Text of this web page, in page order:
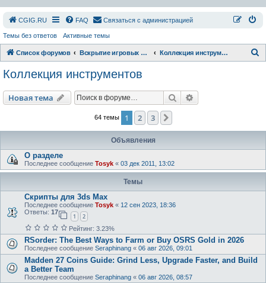
СGIG.RU FAQ Связаться с администрацией
Темы без ответов Активные темы
Список форумов Вскрытие игровых ресурсов Коллекция инструментов
Коллекция инструментов
Новая тема Поиск
64 темы 1 2 3
Объявления
О разделе
Последнее сообщение Tosyk « 03 дек 2011, 13:02
Темы
Скрипты для 3ds Max
Последнее сообщение Tosyk « 12 сен 2023, 18:36
Ответы: 17
1 2
Рейтинг: 3.23%
RSorder: The Best Ways to Farm or Buy OSRS Gold in 2026
Последнее сообщение Seraphinang « 06 авг 2026, 09:01
Madden 27 Coins Guide: Grind Less, Upgrade Faster, and Build
a Better Team
Последнее сообщение Seraphinang « 06 авг 2026, 08:57